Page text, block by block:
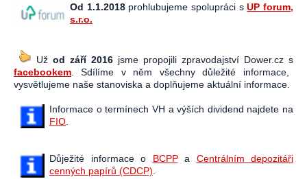
Od 1.1.2018prohlubujeme spolupráci sUP forum,
s.r.o.
Už od září 2016 jsme propojili zpravodajství Dower.cz s
facebookem . Sdílíme v něm všechny důležité informace,
vysvětlujeme naše stanoviska a doplňujeme aktuální informace.
Informace o termínech VH a výších dividend najdete na
FIO
Důježité informace o BCPPa Centrálním depozitáři
cenných papírů (CDCP)